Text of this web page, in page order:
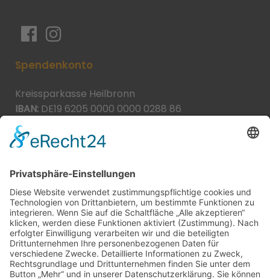
Spendenkonto
Kreissparkasse Heilbronn
IBAN: DE19 6205 0000 0000 0288 86
BIC:
Spende direkt via PayPal
JETZT SPENDEN
paypal@heilbronner-tierschutz.de